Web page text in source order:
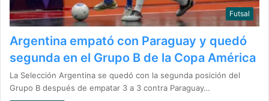
Futsal
Argentina empató con Paraguay y quedó
segunda en el Grupo B de la Copa América
La Selección Argentina se quedó con la segunda posición del
Grupo B después de empatar 3 a 3 contra Paraguay…